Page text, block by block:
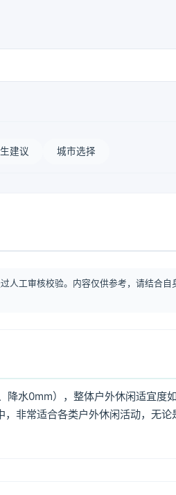
建议 城市选择
人工审核校验。内容仅供参考，请结合自
水0mm），整体户外休闲适宜度如
非常适合各类户外休闲活动，无论